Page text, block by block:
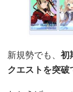
新規勢でも、 初
クエストを突破